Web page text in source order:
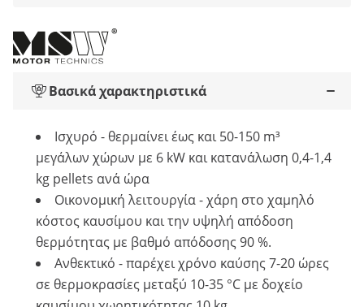
Βασικά χαρακτηριστικά
Ισχυρό - θερμαίνει έως και 50-150 m³
μεγάλων χώρων με 6 kW και κατανάλωση 0,4-1,4
kg pellets ανά ώρα
Οικονομική λειτουργία - χάρη στο χαμηλό
κόστος καυσίμου και την υψηλή απόδοση
θερμότητας με βαθμό απόδοσης 90 %.
Ανθεκτικό - παρέχει χρόνο καύσης 7-20 ώρες
σε θερμοκρασίες μεταξύ 10-35 °C με δοχείο